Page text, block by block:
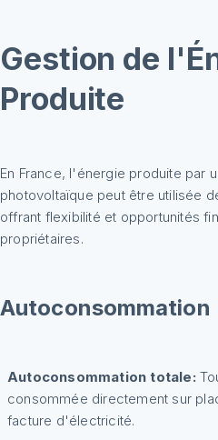
Gestion de
Produite
En France, l'énergie produite par
photovoltaïque peut être utilisée
offrant flexibilité et opportunités
propriétaires.
Autoconsommation
Autoconsommation totale:
consommée directement sur
facture d'électricité.